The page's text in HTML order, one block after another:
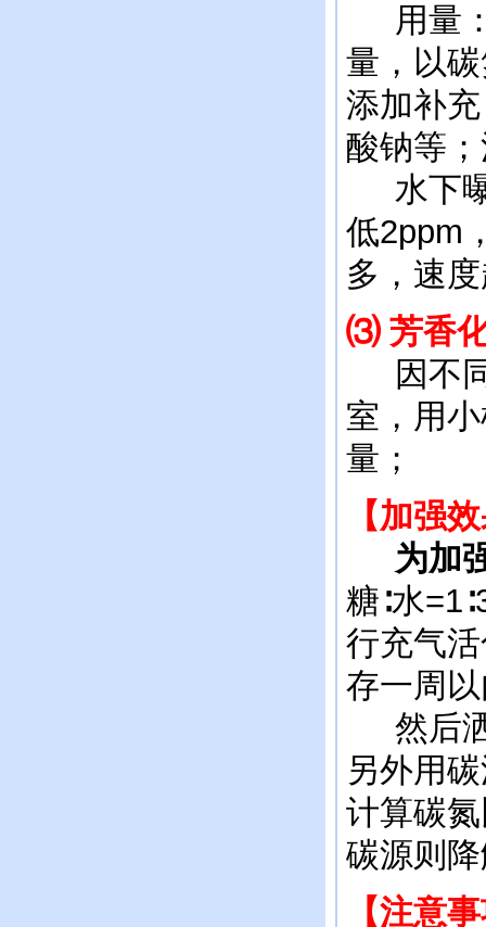
用量：
量，以
添加补
酸钠等
水下曝
低2ppm
多，速
⑶ 芳香
因不同
室，用
量；
【加强
为加强
糖∶水
行充气
存一周
然后洒
另外用
计算碳
碳源则
【注意